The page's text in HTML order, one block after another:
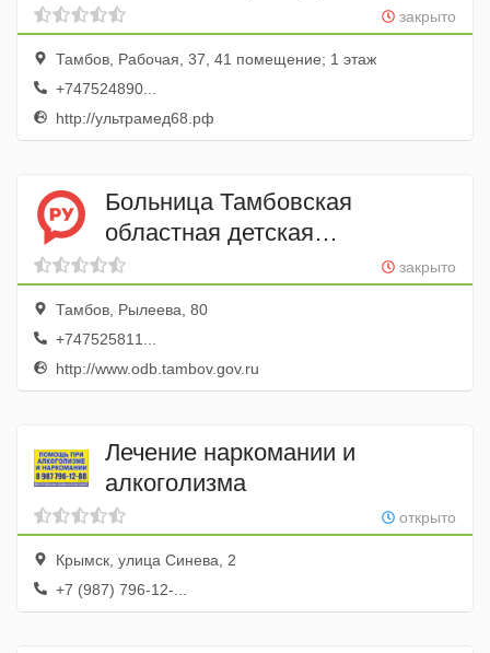
закрыто
Тамбов, Рабочая, 37, 41 помещение; 1 этаж
+747524890...
http://ультрамед68.рф
Больница Тамбовская
областная детская
клиническая больница
закрыто
Тамбов, Рылеева, 80
+747525811...
http://www.odb.tambov.gov.ru
Лечение наркомании и
алкоголизма
открыто
Крымск, улица Синева, 2
+7 (987) 796-12-...